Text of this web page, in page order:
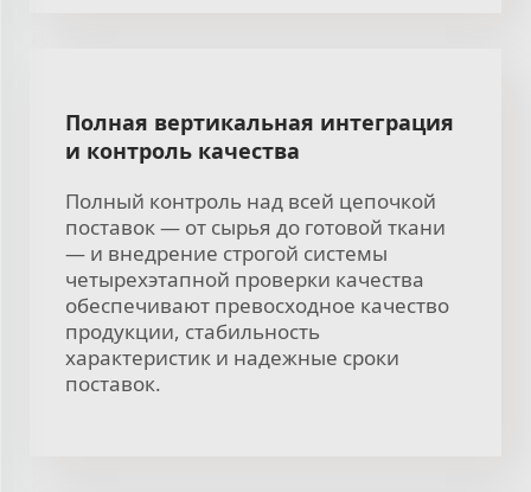
Полная вертикальная интеграция
и контроль качества
Полный контроль над всей цепочкой
поставок — от сырья до готовой ткани
— и внедрение строгой системы
четырехэтапной проверки качества
обеспечивают превосходное качество
продукции, стабильность
характеристик и надежные сроки
поставок.